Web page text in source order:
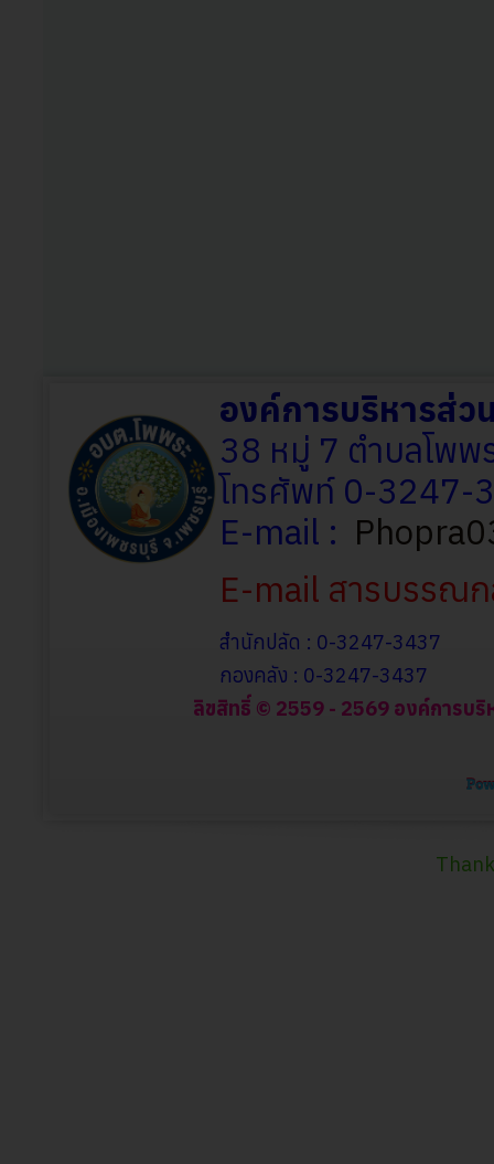
องค์การบริหารส่ว
38 หมู่ 7 ตำบลโพพ
โทรศัพท์ 0-3247-
E-mail :
E-mail สารบรรณ
สำนักปลัด : 0-3247-3437
กองคลัง : 0-3247-3437
ลิขสิทธิ์ © 2559 - 2569 องค์การบ